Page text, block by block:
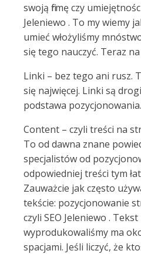
swoją firmę czy
Jeleniewo . To my wiemy
umieć włożyliśmy
się tego nauczyć. Teraz
Linki – bez tego ani rusz.
się najwięcej. Linki są
podstawa pozycjonowania.
Content – czyli treści na
To od dawna znane
specjalistów od
odpowiedniej treści tym
Zauważcie jak często
tekście: pozycjonowanie
czyli SEO Jeleniewo .
wyprodukowaliśmy ma
spacjami. Jeśli liczyć, że